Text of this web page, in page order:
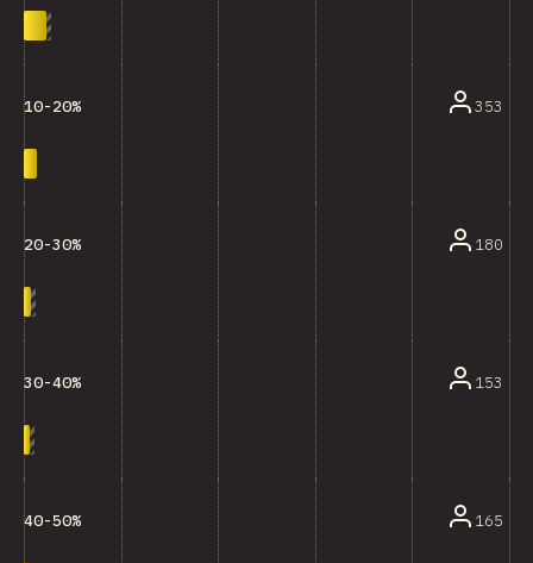
10-20% 353
20-30% 180
30-40% 153
40-50% 165